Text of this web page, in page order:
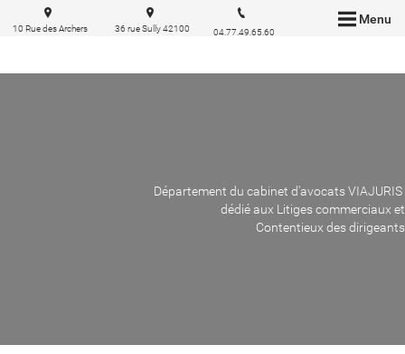
Menu
10 Rue des Archers
36 rue Sully 42100
04.77.49.65.60
Département du cabinet d'avocats VIAJURIS
dédié aux Litiges commerciaux et
Contentieux des dirigeants